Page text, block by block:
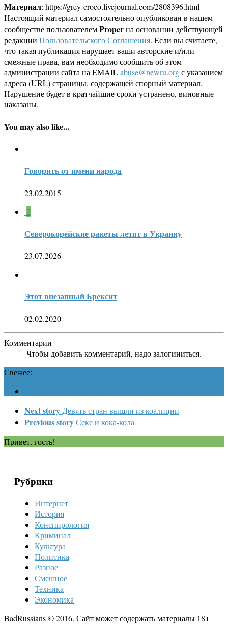
Материал: https://grey-croco.livejournal.com/2808396.html
Настоящий материал самостоятельно опубликован в нашем
сообществе пользователемProperна основании действующей
редакции Пользовательского Соглашения. Если вы считаете,
что такая публикация нарушает ваши авторские и/или
смежные права, вам необходимо сообщить об этом
администрации сайта на EMAILabuse@newru.orgс указанием
адреса (URL) страницы, содержащей спорный материал.
Нарушение будет в кратчайшие сроки устранено, виновные
наказаны.
You may also like...
Говорить от имени народа
23.02.2015
2
Северокорейские ракеты летят в Украину
23.07.2026
Этот внезапный Брексит
02.02.2020
Комментарии
Чтобы добавить комментарий, надо залогиниться.
Свежее:
Next story Девять стран вышли из коалиции
Previous storyСекс и кока-кола
Привет, гость!
Рубрики
Интернет
История
Конспирология
Криминал
Культура
Политика
Разное
Смешное
Техника
Экономика
BadRussians © 2016. Сайт может содержать материалы 18+